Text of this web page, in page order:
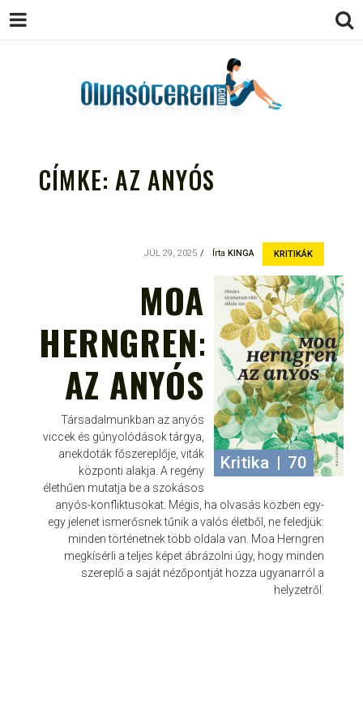
EGÉSZSÉGES OLVASÁS
TÁMOGATÓJA
CÍMKE:AZ ANYÓS
KRITIKÁK
Írta KINGA
JÚL 29, 2025
Kritika | 70
MOA
HERNGREN:
AZ ANYÓS
Társadalmunkban az anyós
viccek és gúnyolódások tárgya,
anekdoták főszereplője, viták
központi alakja. A regény
élethűen mutatja be a szokásos
anyós-konfliktusokat. Mégis, ha olvasás közben egy-
egy jelenet ismerősnek tűnik a valós életből, ne feledjük:
minden történetnek több oldala van. Moa Herngren
megkísérli a teljes képet ábrázolni úgy, hogy minden
szereplő a saját nézőpontját hozza ugyanarról a
helyzetről.